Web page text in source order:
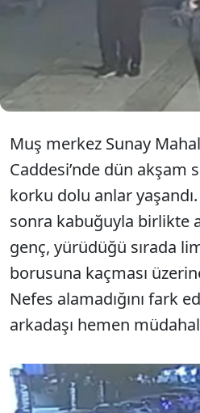
genç, arkadaşı ve
Heimlich
müdahale
Muş merkez Sunay
Caddesi’nde dün akşam
korku dolu anlar
sonra kabuğuyla birlikte
genç, yürüdüğü sırada
borusuna kaçması
Nefes alamadığını fark
arkadaşı hemen